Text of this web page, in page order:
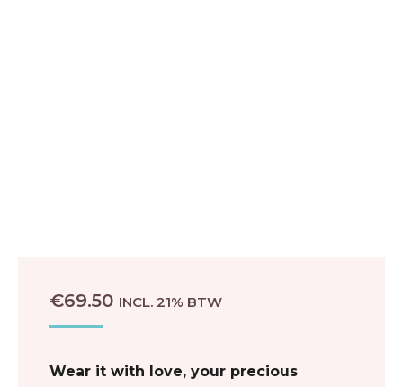
€69.50 INCL. 21% BTW
Wear it with love, your precious